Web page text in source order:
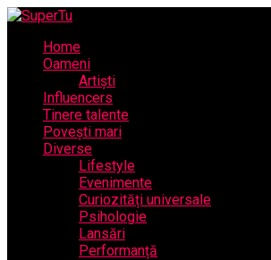
Home
Oameni
Artiști
Influencers
Tinere talente
Povești mari
Diverse
Lifestyle
Evenimente
Curiozități universale
Psihologie
Lansări
Performanță